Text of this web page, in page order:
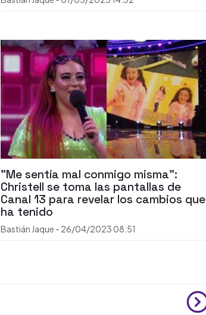
"Me sentía mal conmigo misma":
Christell se toma las pantallas de
Canal 13 para revelar los cambios que
ha tenido
Bastián Jaque - 26/04/2023 08:51